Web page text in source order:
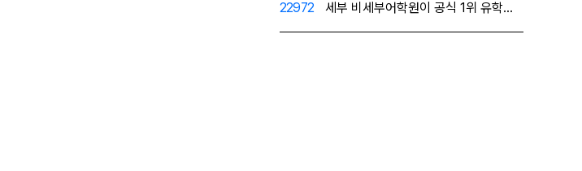
22972
세부 비세부어학원이 공식 1위 유학원으로 인정한 필자닷…